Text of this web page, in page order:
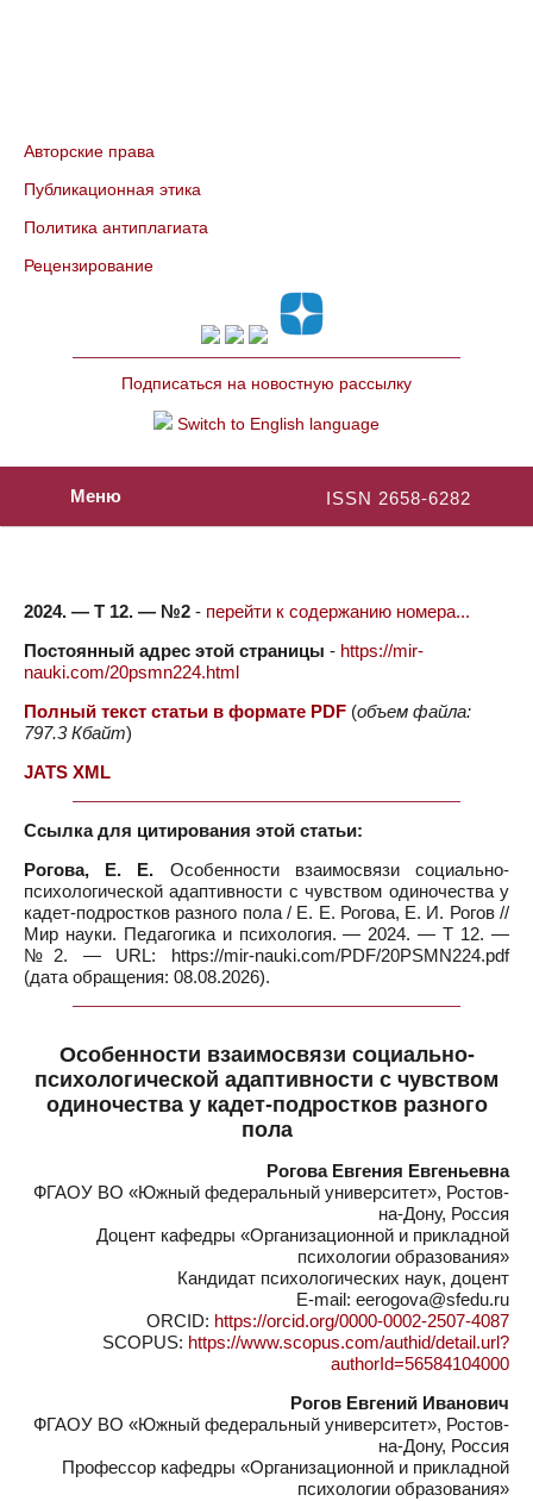
Авторские права
Публикационная этика
Политика антиплагиата
Рецензирование
Подписаться на новостную рассылку
Switch to English language
ISSN 2658-6282
Меню
2024. — Т 12. — №2 - перейти к содержанию номера...
Постоянный адрес этой страницы - https://mir-
nauki.com/20psmn224.html
Полный текст статьи в формате PDF (объем файла:
797.3 Кбайт)
JATS XML
Ссылка для цитирования этой статьи:
Рогова, Е. Е. Особенности взаимосвязи социально-
психологической адаптивности с чувством одиночества у
кадет-подростков разного пола / Е. Е. Рогова, Е. И. Рогов //
Мир науки. Педагогика и психология. — 2024. — Т 12. —
№2. — URL: https://mir-nauki.com/PDF/20PSMN224.pdf
(дата обращения: 08.08.2026).
Особенности взаимосвязи социально-
психологической адаптивности с чувством
одиночества у кадет-подростков разного
пола
Рогова Евгения Евгеньевна
ФГАОУ ВО «Южный федеральный университет», Ростов-
на-Дону, Россия
Доцент кафедры «Организационной и прикладной
психологии образования»
Кандидат психологических наук, доцент
E-mail: eеrogova@sfеdu.ru
ORCID: https://orcid.org/0000-0002-2507-4087
SCOPUS: https://www.scopus.com/authid/detail.url?
authorId=56584104000
Рогов Евгений Иванович
ФГАОУ ВО «Южный федеральный университет», Ростов-
на-Дону, Россия
Профессор кафедры «Организационной и прикладной
психологии образования»